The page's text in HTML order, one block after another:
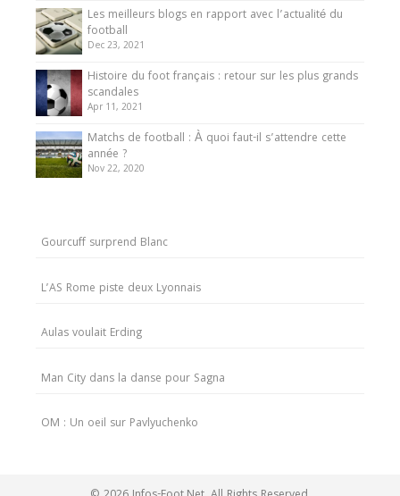
Les meilleurs blogs en rapport avec l’actualité du
football
Dec 23, 2021
Histoire du foot français : retour sur les plus grands
scandales
Apr 11, 2021
Matchs de football : À quoi faut-il s’attendre cette
année ?
Nov 22, 2020
Gourcuff surprend Blanc
L’AS Rome piste deux Lyonnais
Aulas voulait Erding
Man City dans la danse pour Sagna
OM : Un oeil sur Pavlyuchenko